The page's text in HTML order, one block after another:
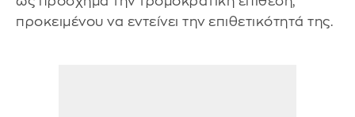
προκειμένου να εντείνει την επιθετικότητά της.